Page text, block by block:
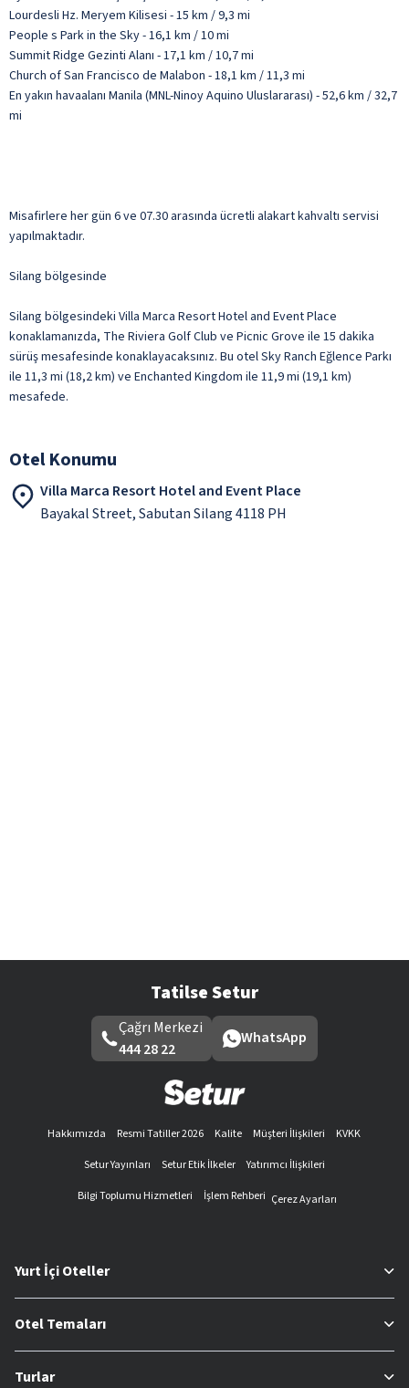
Lourdesli Hz. Meryem Kilisesi - 15 km / 9,3 mi
People s Park in the Sky - 16,1 km / 10 mi
Summit Ridge Gezinti Alanı - 17,1 km / 10,7 mi
Church of San Francisco de Malabon - 18,1 km / 11,3 mi
En yakın havaalanı Manila (MNL-Ninoy Aquino Uluslararası) - 52,6 km / 32,7
mi
Misafirlere her gün 6 ve 07.30 arasında ücretli alakart kahvaltı servisi
yapılmaktadır.
Silang bölgesinde
Silang bölgesindeki Villa Marca Resort Hotel and Event Place
konaklamanızda, The Riviera Golf Club ve Picnic Grove ile 15 dakika
sürüş mesafesinde konaklayacaksınız. Bu otel Sky Ranch Eğlence Parkı
ile 11,3 mi (18,2 km) ve Enchanted Kingdom ile 11,9 mi (19,1 km)
mesafede.
Otel Konumu
Villa Marca Resort Hotel and Event Place
Bayakal Street, Sabutan Silang 4118 PH
Tatilse Setur
Çağrı Merkezi
444 28 22
WhatsApp
Hakkımızda Resmi Tatiller 2026 Kalite Müşteri İlişkileri
KVKK
Setur Yayınları
Setur Etik İlkeler
Yatırımcı İlişkileri
Bilgi Toplumu Hizmetleri
İşlem Rehberi Çerez Ayarları
Yurt İçi Oteller
Otel Temaları
Turlar